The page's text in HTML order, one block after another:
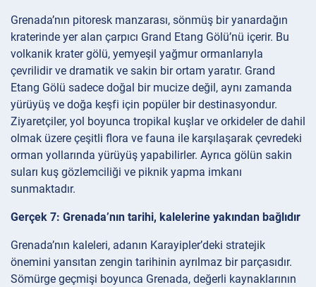
Grenada’nın pitoresk manzarası, sönmüş bir yanardağın
kraterinde yer alan çarpıcı Grand Etang Gölü’nü içerir. Bu
volkanik krater gölü, yemyeşil yağmur ormanlarıyla
çevrilidir ve dramatik ve sakin bir ortam yaratır. Grand
Etang Gölü sadece doğal bir mucize değil, aynı zamanda
yürüyüş ve doğa keşfi için popüler bir destinasyondur.
Ziyaretçiler, yol boyunca tropikal kuşlar ve orkideler de dahil
olmak üzere çeşitli flora ve fauna ile karşılaşarak çevredeki
orman yollarında yürüyüş yapabilirler. Ayrıca gölün sakin
suları kuş gözlemciliği ve piknik yapma imkanı
sunmaktadır.
Gerçek 7: Grenada’nın tarihi, kalelerine yakından bağlıdır
Grenada’nın kaleleri, adanın Karayipler’deki stratejik
önemini yansıtan zengin tarihinin ayrılmaz bir parçasıdır.
Sömürge geçmişi boyunca Grenada, değerli kaynaklarının